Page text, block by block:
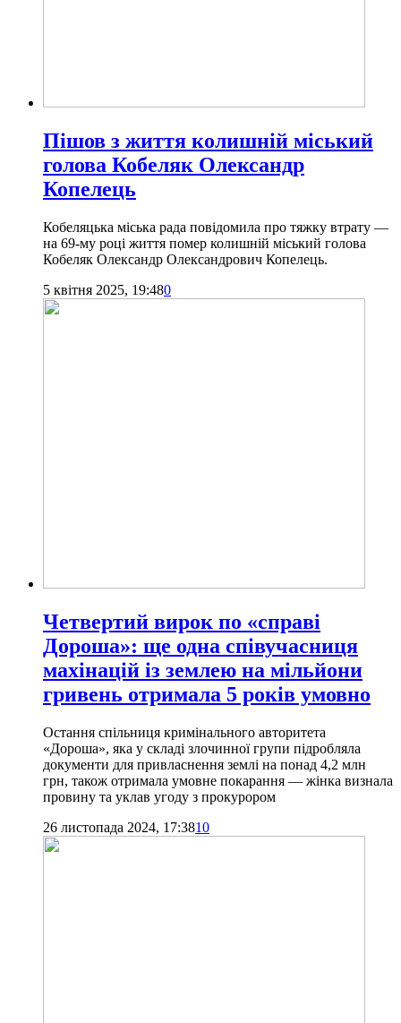
Пішов з життя колишній міський
голова Кобеляк Олександр
Копелець
Кобеляцька міська рада повідомила про тяжку втрату —
на 69-му році життя помер колишній міський голова
Кобеляк Олександр Олександрович Копелець.
5 квітня 2025, 19:480
Четвертий вирок по «справі
Дороша»: ще одна співучасниця
махінацій із землею на мільйони
гривень отримала 5 років умовно
Остання спільниця кримінального авторитета
«Дороша», яка у складі злочинної групи підробляла
документи для привласнення землі на понад 4,2 млн
грн, також отримала умовне покарання — жінка визнала
провину та уклав угоду з прокурором
26 листопада 2024, 17:3810